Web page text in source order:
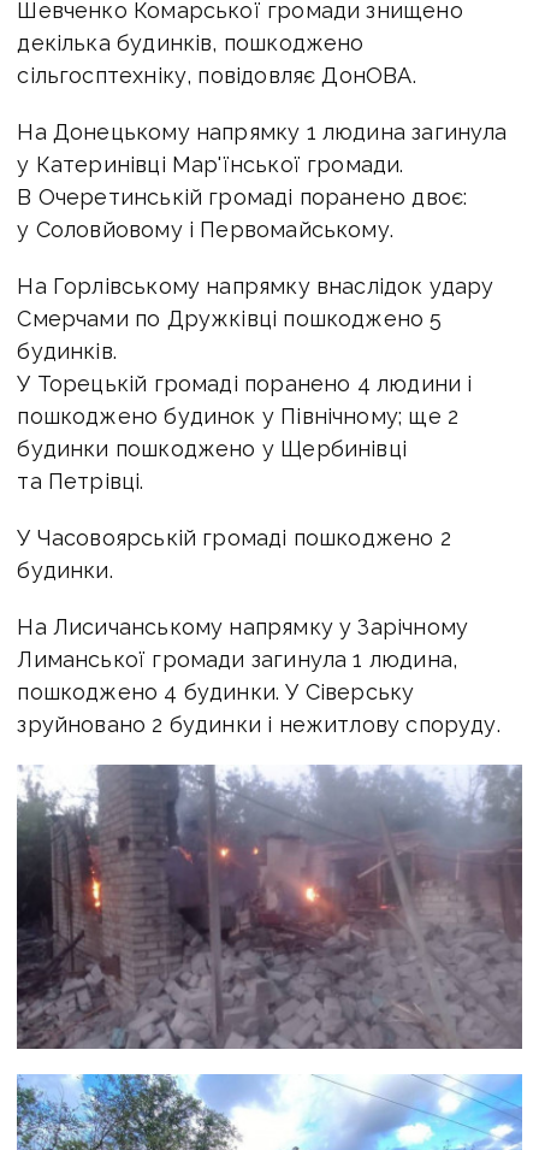
Шевченко Комарської громади знищено
декілька будинків, пошкоджено
сільгосптехніку, повідовляє ДонОВА.
На Донецькому напрямку 1 людина загинула
у Катеринівці Мар'їнської громади.
В Очеретинській громаді поранено двоє:
у Соловйовому і Первомайському.
На Горлівському напрямку внаслідок удару
Смерчами по Дружківці пошкоджено 5
будинків.
У Торецькій громаді поранено 4 людини і
пошкоджено будинок у Північному; ще 2
будинки пошкоджено у Щербинівці
та Петрівці.
У Часовоярській громаді пошкоджено 2
будинки.
На Лисичанському напрямку у Зарічному
Лиманської громади загинула 1 людина,
пошкоджено 4 будинки. У Сіверську
зруйновано 2 будинки і нежитлову споруду.